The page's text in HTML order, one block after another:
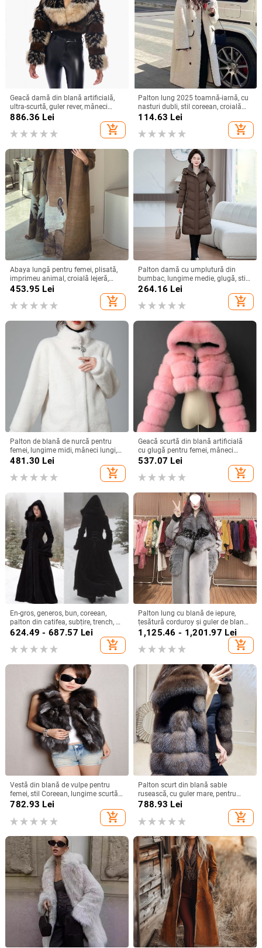
Geacă damă din blană artificială,
ultra-scurtă, guler rever, mâneci
lungi, panouri verticale din blană
886.36 Lei
add_shopping_cart
Palton lung 2025 toamnă-iarnă, cu
nasturi dubli, stil coreean, croială
lejeră, dreaptă, pentru femei, cu lână
114.63 Lei
add_shopping_cart
Abaya lungă pentru femei, plisată,
imprimeu animal, croială lejeră,
poliester, lungime extinsă
453.95 Lei
add_shopping_cart
Palton damă cu umplutură din
bumbac, lungime medie, glugă, stil
urban elegant, siluetă subțire în
264.16 Lei
add_shopping_cart
Palton de blană de nurcă pentru
femei, lungime midi, mâneci lungi,
guler rotund, stil urban.
481.30 Lei
add_shopping_cart
Geacă scurtă din blană artificială
cu glugă pentru femei, mâneci
lungi, primăvara 2025
537.07 Lei
add_shopping_cart
En-gros, generos, bun, coreean,
palton din catifea, subțire, trench, cu
margini căptușite cu blană, palton
624.49 - 687.57 Lei
add_shopping_cart
Palton lung cu blană de iepure,
țesătură corduroy și guler de blană
artificială, decolteu în V, mâneci
lungi, lungime până la genunchi
sau peste, iarnă 2025
1,125.46 - 1,201.97 Lei
add_shopping_cart
Vestă din blană de vulpe pentru
femei, stil Coreean, lungime scurtă,
decolteu în V, fără mâneci, cu
782.93 Lei
add_shopping_cart
Palton scurt din blană sable
rusească, cu guler mare, pentru
iarnă, 2025 - nou stil
788.93 Lei
add_shopping_cart